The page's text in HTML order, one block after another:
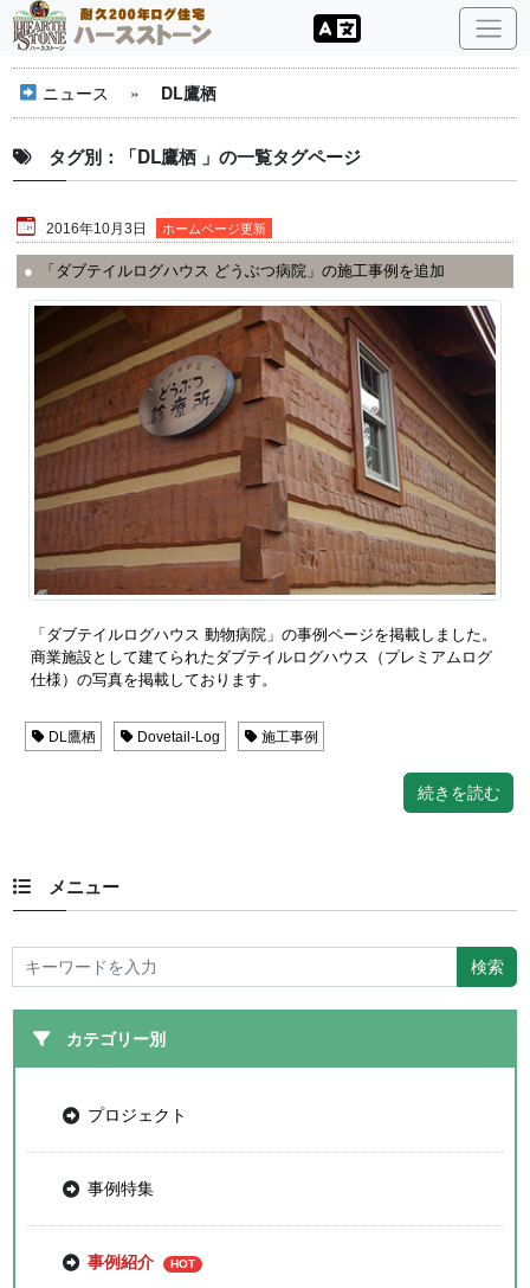
ニュース » DL鷹栖
タグ別：「DL鷹栖 」の一覧タグページ
2016年10月3日 ホームページ更新
「ダブテイルログハウス どうぶつ病院」の施工事例を追加
「ダブテイルログハウス 動物病院」の事例ページを掲載しました。
商業施設として建てられたダブテイルログハウス（プレミアムログ
仕様）の写真を掲載しております。
DL鷹栖 Dovetail-Log 施工事例
続きを読む
メニュー
カテゴリー別
プロジェクト
事例特集
事例紹介